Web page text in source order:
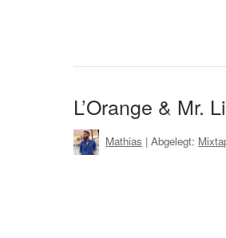
L’Orange & Mr.
Mathias | Abgelegt: